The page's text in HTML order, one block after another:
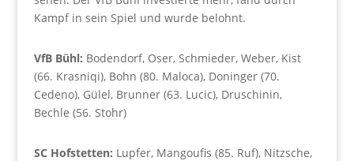
Kampf in sein Spiel und wurde belohnt.
VfB Bühl: Bodendorf, Oser, Schmieder, Weber, Kist
(66. Krasniqi), Bohn (80. Maloca), Doninger (70.
Cedeno), Gülel, Brunner (63. Lucic), Druschinin,
Bechle (56. Stohr)
SC Hofstetten: Lupfer, Mangoufis (85. Ruf), Nitzsche,